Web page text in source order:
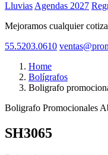
Lluvias Agendas 2027
Mejoramos cualquier
55.5203.0610
Home
Bolígrafos
Boligrafo
Boligrafo Promocionales
SH3065